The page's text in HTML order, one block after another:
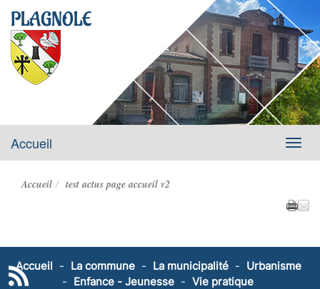
PLAGNOLE
Menu
Accueil
Accueil test actus page accueil v2
Accueil - La commune - La municipalité - Urbanisme
- Enfance - Jeunesse - Vie pratique